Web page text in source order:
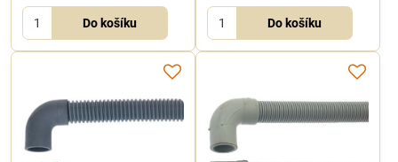
Do košíku Do košíku